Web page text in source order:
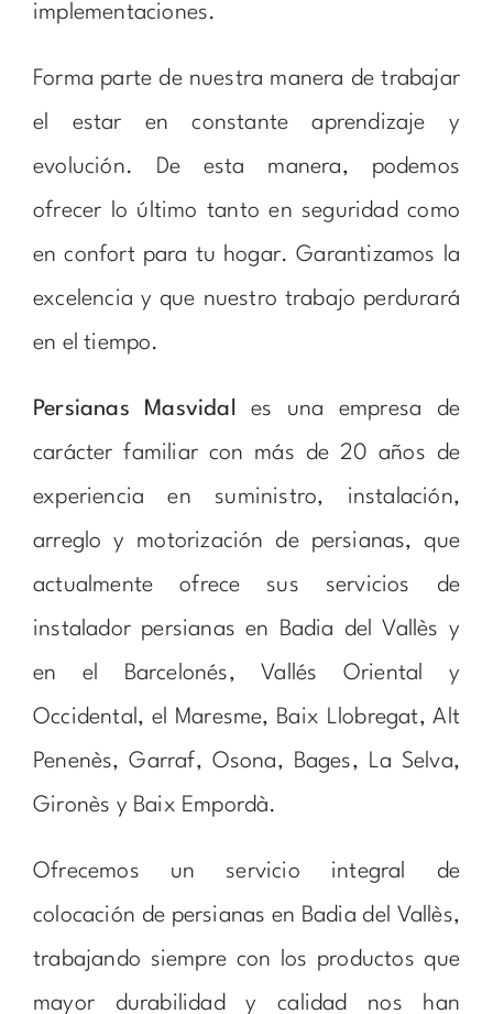
implementaciones.
Forma parte de nuestra manera de trabajar
el estar en constante aprendizaje y
evolución. De esta manera, podemos
ofrecer lo último tanto en seguridad como
en confort para tu hogar. Garantizamos la
excelencia y que nuestro trabajo perdurará
en el tiempo.
Persianas Masvidal
es una empresa de
carácter familiar con más de 20 años de
experiencia en suministro, instalación,
arreglo y motorización de persianas, que
actualmente ofrece sus servicios de
instalador persianas en Badia del Vallès y
en el Barcelonés, Vallés Oriental y
Occidental, el Maresme, Baix Llobregat, Alt
Penenès, Garraf, Osona, Bages, La Selva,
Gironès y Baix Empordà.
Ofrecemos un servicio integral de
colocación de persianas en Badia del Vallès,
trabajando siempre con los productos que
mayor durabilidad y calidad nos han